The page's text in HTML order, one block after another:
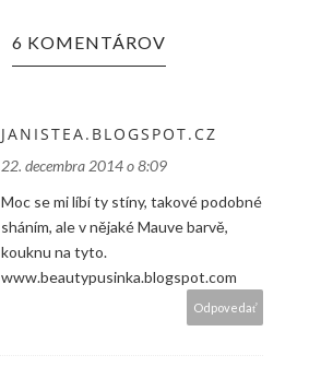
6 KOMENTÁROV
JANISTEA.BLOGSPOT.CZ
22. decembra 2014 o 8:09
Moc se mi líbí ty stíny, takové podobné
sháním, ale v nějaké Mauve barvě,
kouknu na tyto.
www.beautypusinka.blogspot.com
Odpovedať